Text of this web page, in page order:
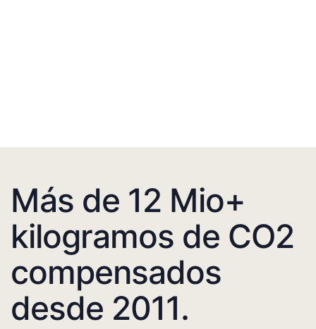
Más de 12 Mio+
kilogramos de CO2
compensados
desde 2011.